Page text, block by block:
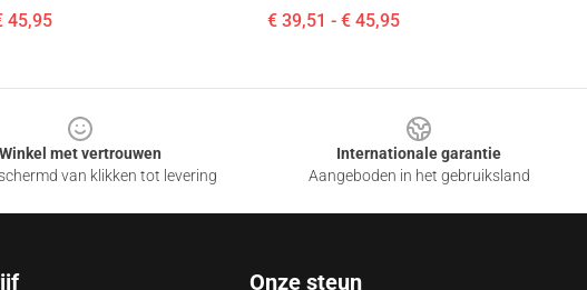
45,95 € 39,51 - € 45,95
Winkel met vertrouwen
van klikken tot levering
Internationale garantie
Aangeboden in het gebruiksland
Onze steun